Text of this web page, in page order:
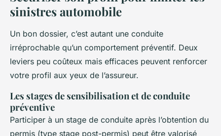
sinistres automobile
Un bon dossier, c’est autant une conduite
irréprochable qu’un comportement préventif. Deux
leviers peu coûteux mais efficaces peuvent renforcer
votre profil aux yeux de l’assureur.
Les stages de sensibilisation et de conduite
préventive
Participer à un stage de conduite après l’obtention du
permis (type stage post-permis) peut être valorisé